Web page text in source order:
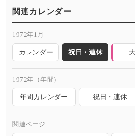
関連カレンダー
1972年1月
カレンダー 祝日・連休
1972年（年間）
年間カレンダー 祝日・連休
関連ページ